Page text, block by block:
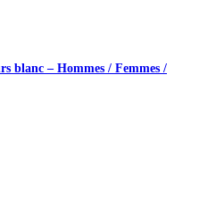
blanc – Hommes / Femmes /